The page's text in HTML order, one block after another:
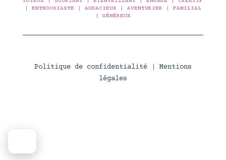
| ENTHOUSIASTE | AUDACIEUX | AVENTURIER | FAMILIAL
| GÉNÉREUX
Politique de confidentialité| Mentions
légales